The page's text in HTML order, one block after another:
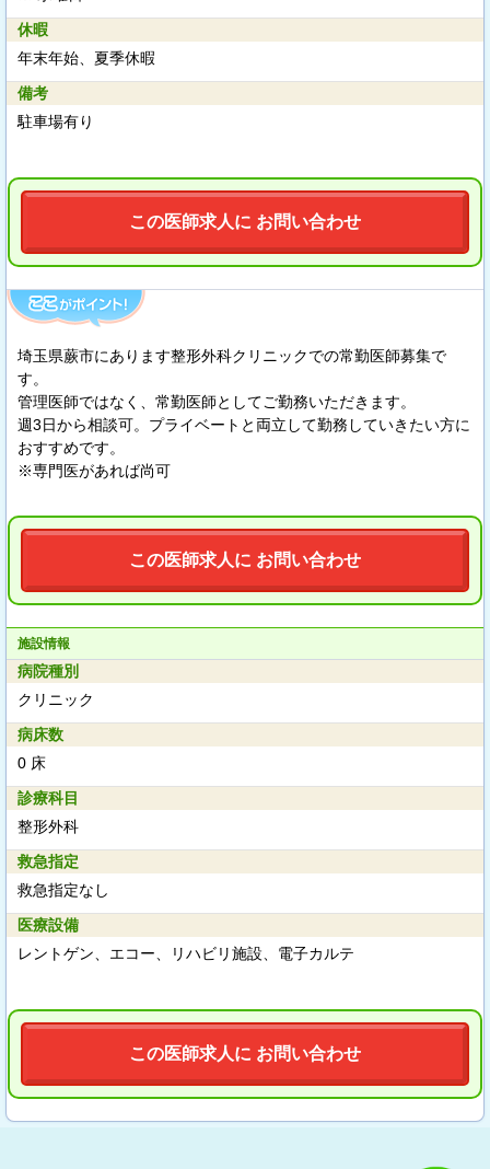
休暇
年末年始、夏季休暇
備考
駐車場有り
この医師求人に お問い合わせ
埼玉県蕨市にあります整形外科クリニックでの常勤医師募集で
す。
管理医師ではなく、常勤医師としてご勤務いただきます。
週3日から相談可。プライベートと両立して勤務していきたい方に
おすすめです。
※専門医があれば尚可
この医師求人に お問い合わせ
施設情報
病院種別
クリニック
病床数
0 床
診療科目
整形外科
救急指定
救急指定なし
医療設備
レントゲン、エコー、リハビリ施設、電子カルテ
この医師求人に お問い合わせ